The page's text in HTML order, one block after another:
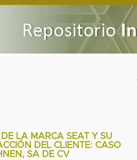
LA MARCA SEAT Y SU
DEL CLIENTE: CASO
SA DE CV